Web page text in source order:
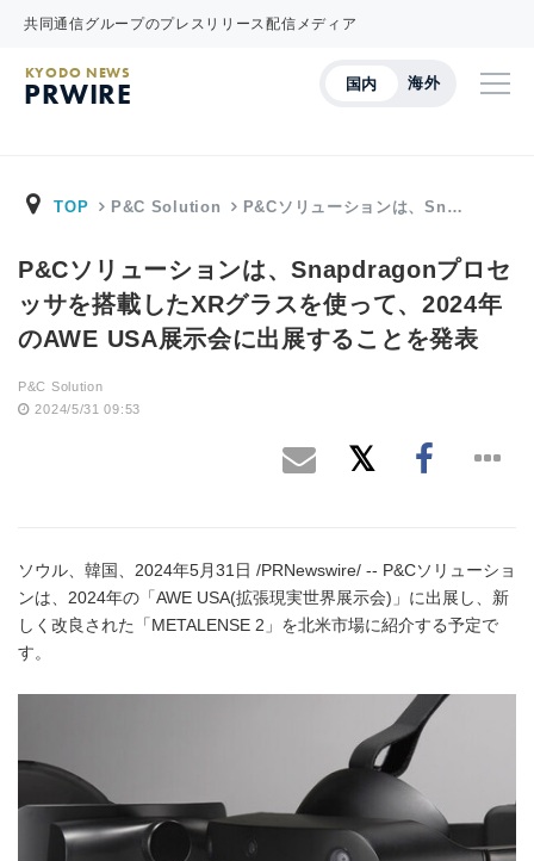
共同通信グループのプレスリリース配信メディア
国内 海外
KYODO NEWS
PRWIRE
TOP P&C Solution P&Cソリューションは、Sn…
P&Cソリューションは、Snapdragonプロセ
ッサを搭載したXRグラスを使って、2024年
のAWE USA展示会に出展することを発表
P&C Solution
2024/5/31 09:53
ソウル、韓国、2024年5月31日 /PRNewswire/ -- P&Cソリューショ
ンは、2024年の「AWE USA(拡張現実世界展示会)」に出展し、新
しく改良された「METALENSE 2」を北米市場に紹介する予定で
す。